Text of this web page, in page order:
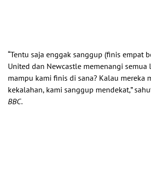
“Tentu saja enggak sanggup (finis empat
United dan Newcastle memenangi semua
mampu kami finis di sana? Kalau mereka
kekalahan, kami sanggup mendekat,”
BBC.